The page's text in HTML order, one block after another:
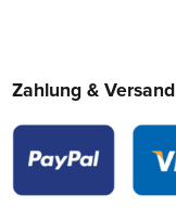
Zahlung & Versand